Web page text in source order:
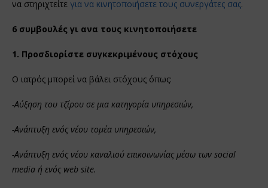
να στηριχτείτε για να κινητοποιήσετε τους συνεργάτες σας.
6 συμβουλές γι ανα τους κινητοποιήσετε
1. Προσδιορίστε συγκεκριμένους στόχους
Ο ιατρός μπορεί να βάλει στόχους όπως:
-Αύξηση του τζίρου σε μια κατηγορία υπηρεσιών,
-Ανάπτυξη ενός νέου τομέα υπηρεσιών,
-Ανάπτυξη ενός νέου καναλιού επικοινωνίας μέσω των social
media ή ενός web site.